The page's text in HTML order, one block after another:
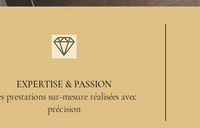
EXPERTISE & PASSION
prestations sur-mesure réalisées avec
précision